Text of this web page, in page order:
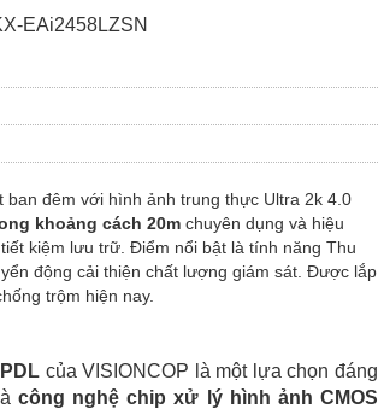
EAi2458LZSN
ban đêm với hình ảnh trung thực Ultra 2k 4.0
khoảng cách 20m chuyên dụng và hiệu
kiệm lưu trữ. Điểm nổi bật là tính năng Thu
động cải thiện chất lượng giám sát. Được lắp
trộm hiện nay.
L của VISIONCOP là một lựa chọn đáng
công nghệ chip xử lý hình ảnh CMOS